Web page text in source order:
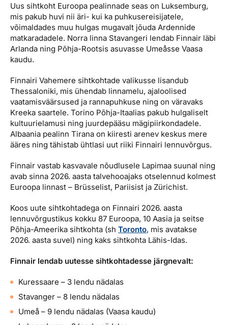
Uus sihtkoht Euroopa pealinnade seas on Luksemburg,
mis pakub huvi nii äri- kui ka puhkusereisijatele,
võimaldades muu hulgas mugavalt jõuda Ardennide
matkaradadele. Norra linna Stavangeri lendab Finnair läbi
Arlanda ning Põhja-Rootsis asuvasse Umeåsse Vaasa
kaudu.
Finnairi Vahemere sihtkohtade valikusse lisandub
Thessaloniki, mis ühendab linnamelu, ajaloolised
vaatamisväärsused ja rannapuhkuse ning on väravaks
Kreeka saartele. Torino Põhja-Itaalias pakub hulgaliselt
kultuurielamusi ning juurdepääsu mägipiirkondadele.
Albaania pealinn Tirana on kiiresti arenev keskus mere
ääres ning tähistab ühtlasi uut riiki Finnairi lennuvõrgus.
Finnair vastab kasvavale nõudlusele Lapimaa suunal ning
avab sinna 2026. aasta talvehooajaks otselennud kolmest
Euroopa linnast – Brüsselist, Pariisist ja Zürichist.
Koos uute sihtkohtadega on Finnairi 2026. aasta
lennuvõrgustikus kokku 87 Euroopa, 10 Aasia ja seitse
Põhja-Ameerika sihtkohta (sh Toronto, mis avatakse
2026. aasta suvel) ning kaks sihtkohta Lähis-Idas.
Finnair lendab uutesse sihtkohtadesse järgnevalt:
Kuressaare – 3 lendu nädalas
Stavanger – 8 lendu nädalas
Umeå – 9 lendu nädalas (Vaasa kaudu)